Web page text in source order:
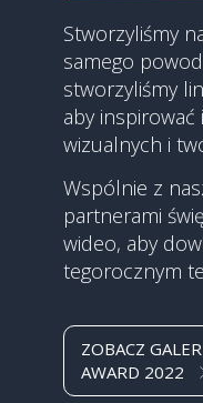
Stworzyliśmy
samego
stworzyliśmy
aby
wizualnych i
Wspólnie z
partnerami
wideo, aby
tegorocznym
ZOBACZ
AWARD 2022